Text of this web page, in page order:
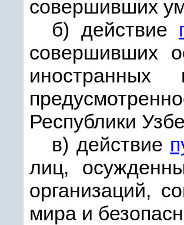
совершивших
б) действие
совершивших
иностранных
Республики
в) действие
лиц,
организаций,
мира и